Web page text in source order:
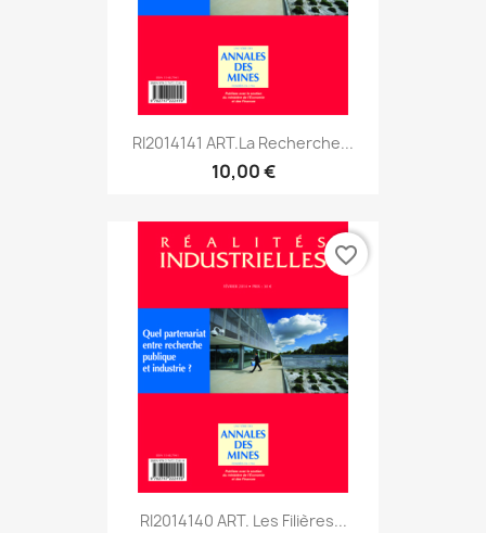
RI2014141 ART.La Recherche...
10,00 €
RI2014140 ART. Les Filières...
favorite_border